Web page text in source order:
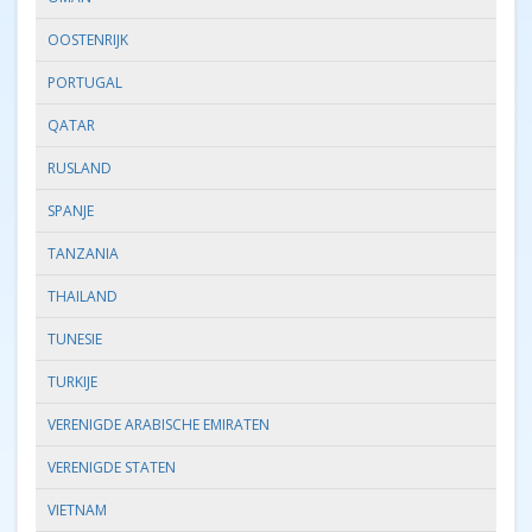
OOSTENRIJK
PORTUGAL
QATAR
RUSLAND
SPANJE
TANZANIA
THAILAND
TUNESIE
TURKIJE
VERENIGDE ARABISCHE EMIRATEN
VERENIGDE STATEN
VIETNAM